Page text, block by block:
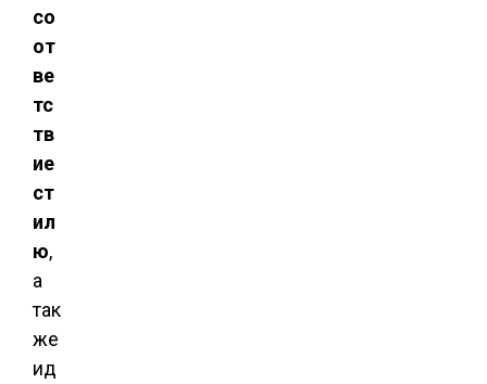
со
от
ве
тс
тв
ие
ст
ил
ю,
а
так
же
ид